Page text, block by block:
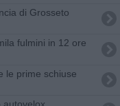
di Grosseto
fulmini in 12 ore
le prime schiuse
autovelox